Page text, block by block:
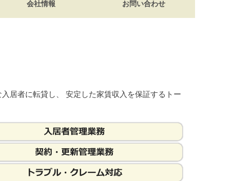
会社情報 お問い合わせ
居者に転貸し、 安定した家賃収入を保証するトー